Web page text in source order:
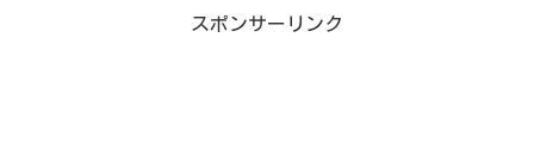
スポンサーリンク